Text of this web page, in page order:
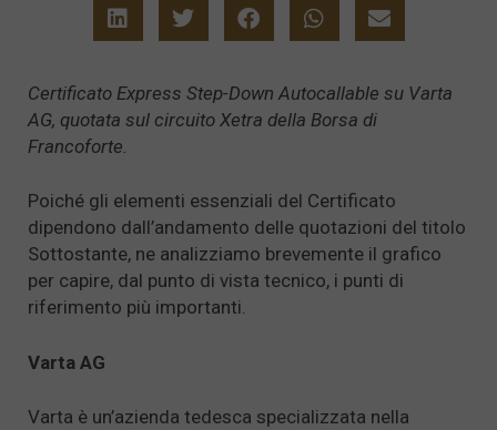
Certificato Express Step-Down Autocallable su Varta
AG, quotata sul circuito Xetra della Borsa di
Francoforte.
Poiché gli elementi essenziali del Certificato
dipendono dall’andamento delle quotazioni del titolo
Sottostante, ne analizziamo brevemente il grafico
per capire, dal punto di vista tecnico, i punti di
riferimento più importanti.
Varta AG
Varta è un’azienda tedesca specializzata nella